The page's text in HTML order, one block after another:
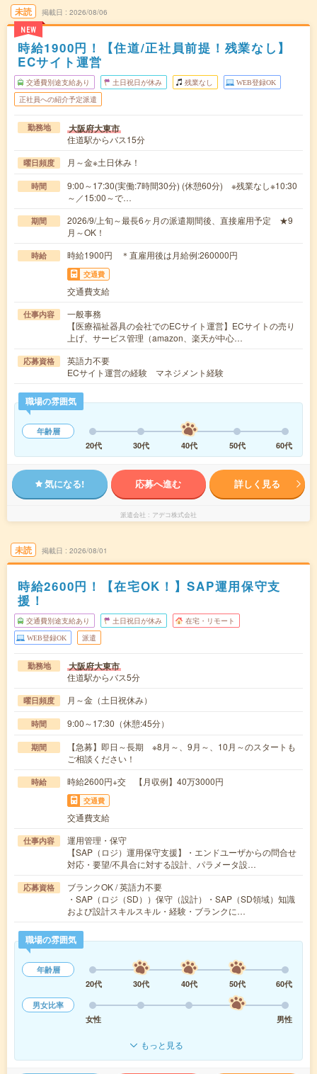
未読
NEW
掲載日 2026/08/06
時給1900円！【住道/正社員前提！残業なし】
ECサイト運営
交通費別途支給あり 土日祝日が休み 残業なし WEB登録OK
正社員への紹介予定派遣
勤務地 大阪府大東市
住道駅からバス15分
曜日頻度 月～金※土日休み！
時間
9:00～17:30(実働:7時間30分) (休憩60分) ※残業なし※10:30
～／15:00～で…
期間
2026/9/上旬～最長6ヶ月の派遣期間後、直接雇用予定 ★9
月～OK！
時給 時給1900円 ＊直雇用後は月給例:260000円
交通費
交通費支給
仕事内容
一般事務
【医療福祉器具の会社でのECサイト運営】ECサイトの売り
上げ、サービス管理（amazon、楽天が中心…
応募資格
英語力不要
ECサイト運営の経験 マネジメント経験
職場の雰囲気
年齢層
20代
30代 40代 50代 60代
気になる! 応募へ進む 詳しく見る
派遣会社 アデコ株式会社
未読 掲載日 2026/08/01
時給2600円！【在宅OK！】SAP運用保守支
援！
交通費別途支給あり 土日祝日が休み 在宅・リモート
WEB登録OK 派遣
勤務地 大阪府大東市
住道駅からバス5分
曜日頻度 月～金（土日祝休み）
時間 9:00～17:30（休憩:45分）
期間
【急募】即日～長期 ※8月～、9月～、10月～のスタートも
ご相談ください！
時給 時給2600円+交 【月収例】40万3000円
交通費
交通費支給
仕事内容
運用管理・保守
【SAP（ロジ）運用保守支援】・エンドユーザからの問合せ
対応・要望/不具合に対する設計、パラメータ設…
応募資格
ブランクOK / 英語力不要
・SAP（ロジ（SD））保守（設計）・SAP（SD領域）知識
および設計スキルスキル・経験・ブランクに…
職場の雰囲気
年齢層
20代
30代 40代 50代
60代
男女比率
女性
男性
もっと見る